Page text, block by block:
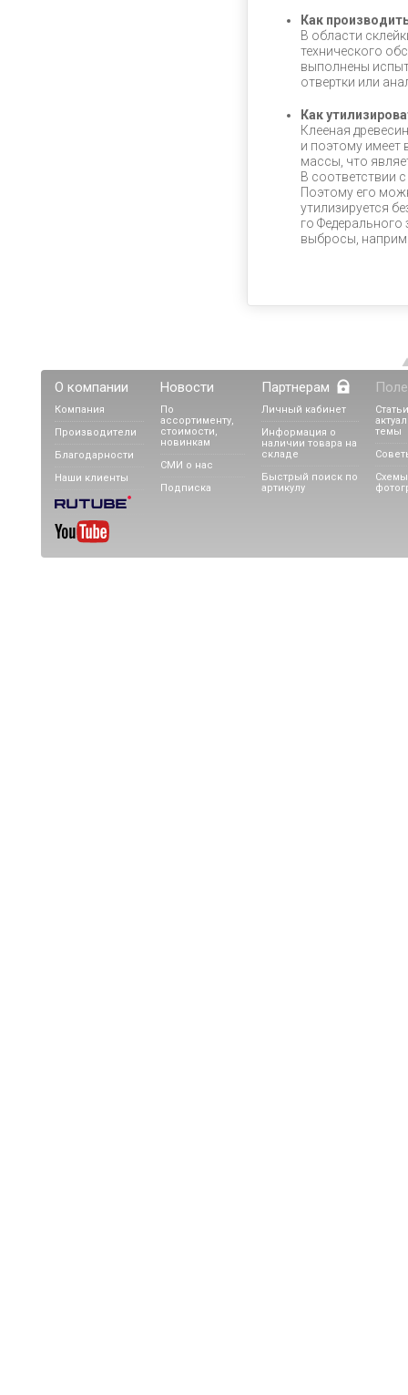
Как
В области
технического
выполнены
отвертки или
Как
Клееная
и поэтому имеет
массы, что
В соответствии
Поэтому его
утилизируется
го
выбросы,
О компании
Компания
Производители
Благодарности
Наши клиенты
Новости
По
ассортименту,
стоимости,
новинкам
СМИ о нас
Подписка
Партнерам
Личный кабинет
Информация о
наличии товара на
складе
Быстрый поиск по
артикулу
темы